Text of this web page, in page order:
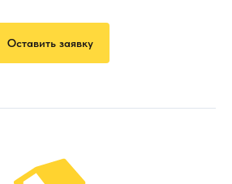
Оставить заявку